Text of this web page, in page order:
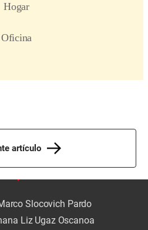
artículo
Slocovich Pardo
Liz Ugaz Oscanoa